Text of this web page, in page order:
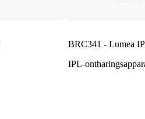
BRC341 - Lumea
IPL-